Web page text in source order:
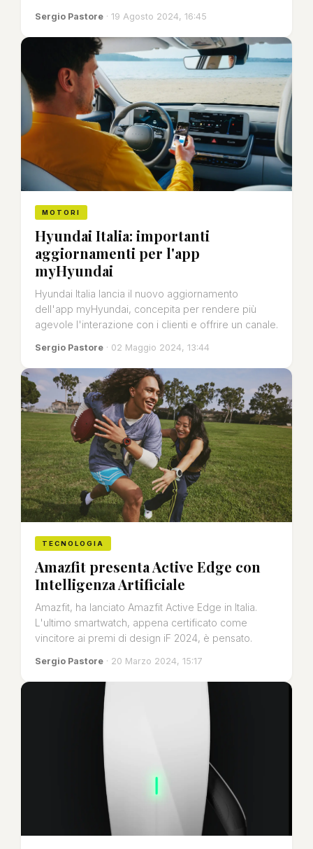
Sergio Pastore · 19 Agosto 2024, 16:45
MOTORI
Hyundai Italia: importanti
aggiornamenti per l'app
myHyundai
Hyundai Italia lancia il nuovo aggiornamento
dell'app myHyundai, concepita per rendere più
agevole l'interazione con i clienti e offrire un canale.
Sergio Pastore · 02 Maggio 2024, 13:44
TECNOLOGIA
Amazfit presenta Active Edge con
Intelligenza Artificiale
Amazfit, ha lanciato Amazfit Active Edge in Italia.
L'ultimo smartwatch, appena certificato come
vincitore ai premi di design iF 2024, è pensato.
Sergio Pastore · 20 Marzo 2024, 15:17